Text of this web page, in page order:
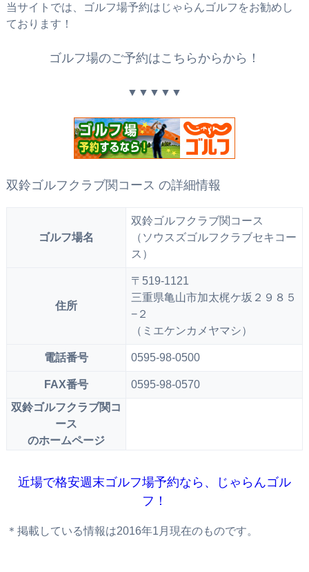
当サイトでは、ゴルフ場予約はじゃらんゴルフをお勧めし
ております！
ゴルフ場のご予約はこちらからから！
▼▼▼▼▼
双鈴ゴルフクラブ関コース の詳細情報
ゴルフ場名
双鈴ゴルフクラブ関コース
（ソウスズゴルフクラブセキコー
ス）
住所
〒519-1121
三重県亀山市加太梶ケ坂２９８５
−２
（ミエケンカメヤマシ）
電話番号 0595-98-0500
FAX番号
0595-98-0570
双鈴ゴルフクラブ関コ
ース
のホームページ
近場で格安週末ゴルフ場予約なら、じゃらんゴル
フ！
＊掲載している情報は2016年1月現在のものです。